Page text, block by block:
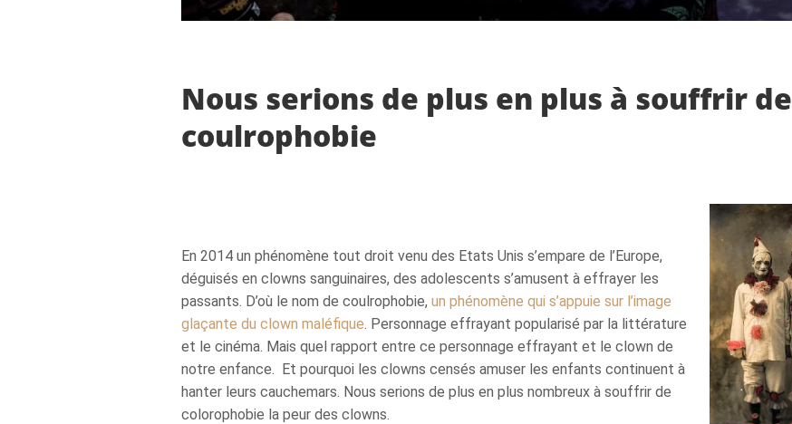
Nous serions de plus en plus à souffrir de
coulrophobie
En 2014 un phénomène tout droit venu des Etats Unis s’empare de l’Europe,
déguisés en clowns sanguinaires, des adolescents s’amusent à effrayer les
passants. D’où le nom de coulrophobie, un phénomène qui s’appuie sur l’image
glaçante du clown maléfique. Personnage effrayant popularisé par la littérature
et le cinéma. Mais quel rapport entre ce personnage effrayant et le clown de
notre enfance. Et pourquoi les clowns censés amuser les enfants continuent à
hanter leurs cauchemars. Nous serions de plus en plus nombreux à souffrir de
colorophobie la peur des clowns.